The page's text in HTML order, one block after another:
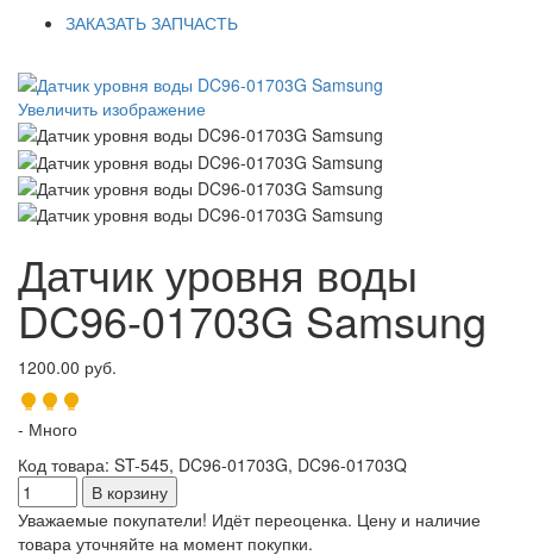
ЗАКАЗАТЬ ЗАПЧАСТЬ
Увеличить изображение
Датчик уровня воды
DC96-01703G Samsung
1200.00 руб.
- Много
Код товара: ST-545, DC96-01703G, DC96-01703Q
Уважаемые покупатели! Идёт переоценка. Цену и наличие
товара уточняйте на момент покупки.